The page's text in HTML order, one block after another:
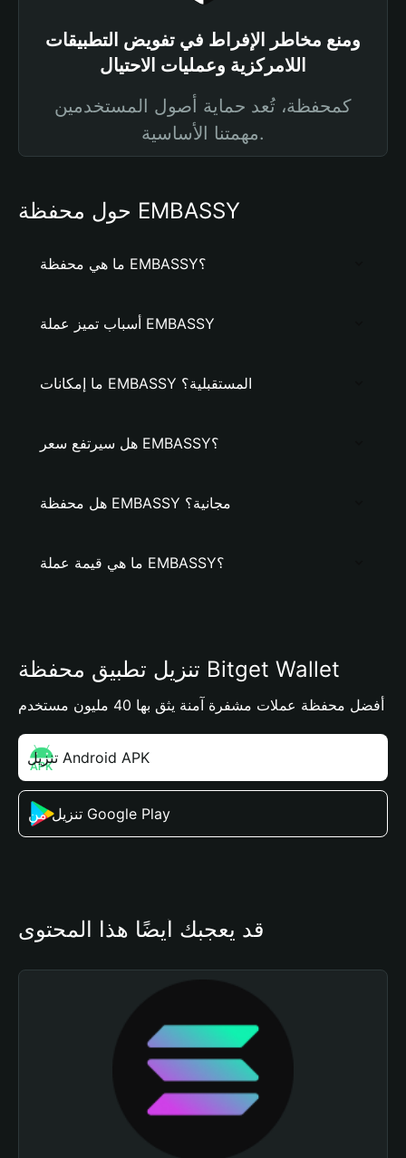
ومنع مخاطر الإفراط في تفويض التطبيقات
اللامركزية وعمليات الاحتيال
كمحفظة، تُعد حماية أصول المستخدمين
مهمتنا الأساسية.
حول محفظة EMBASSY
ما هي محفظة EMBASSY؟
أسباب تميز عملة EMBASSY
ما إمكانات EMBASSY المستقبلية؟
هل سيرتفع سعر EMBASSY؟
هل محفظة EMBASSY مجانية؟
ما هي قيمة عملة EMBASSY؟
تنزيل تطبيق محفظة Bitget Wallet
أفضل محفظة عملات مشفرة آمنة يثق بها 40 مليون مستخدم
تنزيل Android APK
تنزيل من Google Play
قد يعجبك أيضًا هذا المحتوى